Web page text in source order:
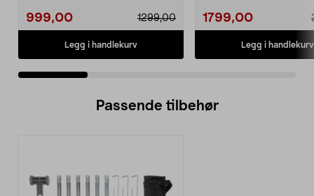
999,00 1299,00
Legg i handlekurv
1799,00
Legg i handlekurv
Passende tilbehør